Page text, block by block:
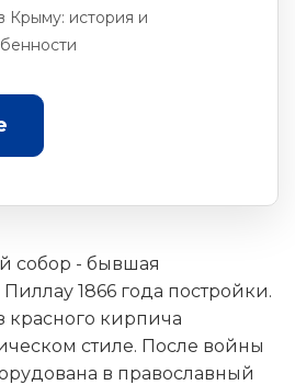
Крыму: история и
собор - бывшая
1866 года постройки.
кирпича
стиле. После войны
в православный